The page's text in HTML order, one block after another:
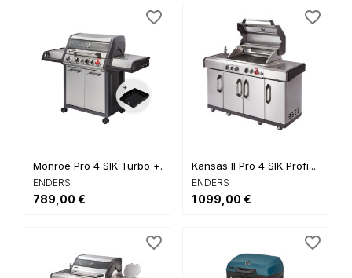
Monroe Pro 4 SIK Turbo +...
ENDERS
789,00 €
favorite_border
Kansas II Pro 4 SIK Profi...
ENDERS
1 099,00 €
favorite_border
favorite_border favorite_border